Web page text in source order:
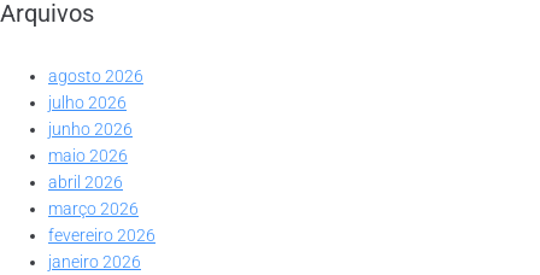
Arquivos
agosto 2026
julho 2026
junho 2026
maio 2026
abril 2026
março 2026
fevereiro 2026
janeiro 2026